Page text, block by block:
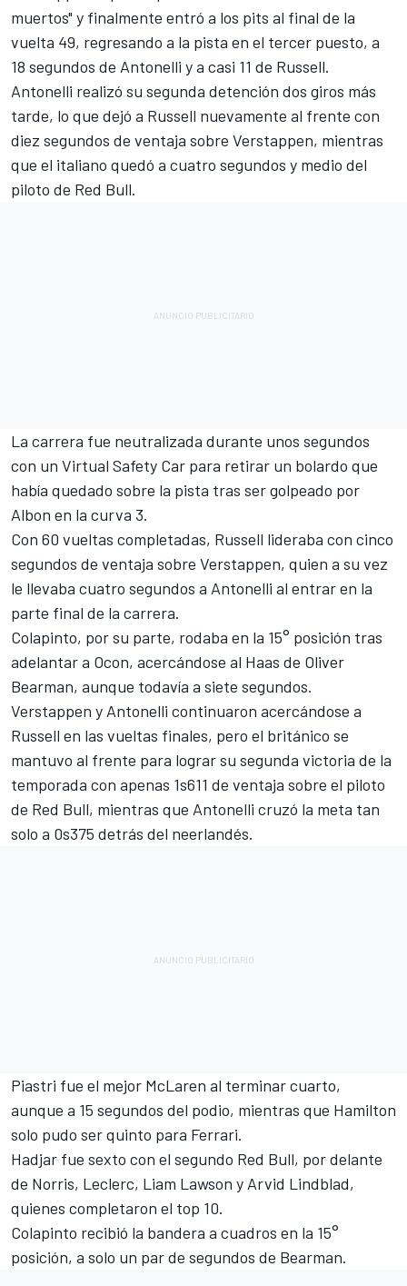
muertos" y finalmente entró a los pits al final de la
vuelta 49, regresando a la pista en el tercer puesto, a
18 segundos de Antonelli y a casi 11 de Russell.
Antonelli realizó su segunda detención dos giros más
tarde, lo que dejó a Russell nuevamente al frente con
diez segundos de ventaja sobre Verstappen, mientras
que el italiano quedó a cuatro segundos y medio del
piloto de Red Bull.
La carrera fue neutralizada durante unos segundos
con un Virtual Safety Car para retirar un bolardo que
había quedado sobre la pista tras ser golpeado por
Albon en la curva 3.
Con 60 vueltas completadas, Russell lideraba con cinco
segundos de ventaja sobre Verstappen, quien a su vez
le llevaba cuatro segundos a Antonelli al entrar en la
parte final de la carrera.
Colapinto, por su parte, rodaba en la 15° posición tras
adelantar a Ocon, acercándose al Haas de Oliver
Bearman, aunque todavía a siete segundos.
Verstappen y Antonelli continuaron acercándose a
Russell en las vueltas finales, pero el británico se
mantuvo al frente para lograr su segunda victoria de la
temporada con apenas 1s611 de ventaja sobre el piloto
de Red Bull, mientras que Antonelli cruzó la meta tan
solo a 0s375 detrás del neerlandés.
Piastri fue el mejor McLaren al terminar cuarto,
aunque a 15 segundos del podio, mientras que Hamilton
solo pudo ser quinto para Ferrari.
Hadjar fue sexto con el segundo Red Bull, por delante
de Norris, Leclerc, Liam Lawson y Arvid Lindblad,
quienes completaron el top 10.
Colapinto recibió la bandera a cuadros en la 15°
posición, a solo un par de segundos de Bearman.